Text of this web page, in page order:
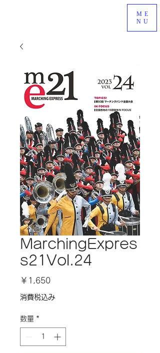
ME
NU
MarchingExpres
s21Vol.24
￥1,650価
格
消費税込み
数量 *